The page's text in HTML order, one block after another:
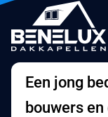
Een jong
bouwers